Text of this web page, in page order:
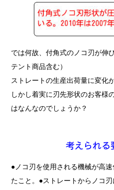
では何故、付角式のノコ刃が伸
テント商品含む）
ストレートの生産出荷量に変化
しかし着実に刃先形状のお客様
はなんなのでしょうか？
●ノコ刃を使用される機械が高
たこと。●ストレートからノコ刃